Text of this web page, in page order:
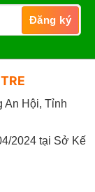
Hội, Tỉnh
2024 tại Sở Kế